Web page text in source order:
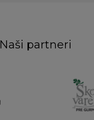
Naši partneri